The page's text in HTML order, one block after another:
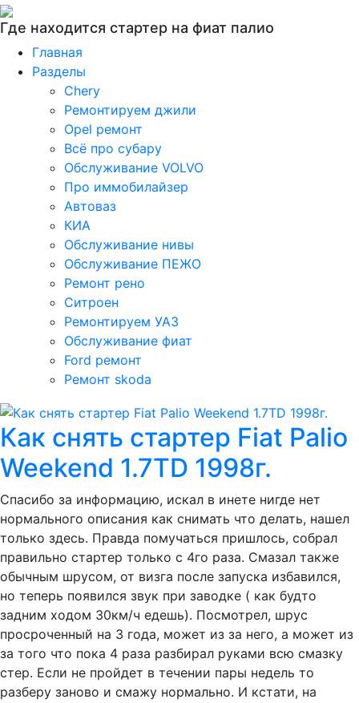
Где находится стартер на фиат палио
Главная
Разделы
Chery
Ремонтируем джили
Opel ремонт
Всё про субару
Обслуживание VOLVO
Про иммобилайзер
Автоваз
КИА
Обслуживание нивы
Обслуживание ПЕЖО
Ремонт рено
Ситроен
Ремонтируем УАЗ
Обслуживание фиат
Ford ремонт
Ремонт skoda
Как снять стартер Fiat Palio
Weekend 1.7TD 1998г.
Спасибо за информацию, искал в инете нигде нет
нормального описания как снимать что делать, нашел
только здесь. Правда помучаться пришлось, собрал
правильно стартер только с 4го раза. Смазал также
обычным шрусом, от визга после запуска избавился,
но теперь появился звук при заводке ( как будто
задним ходом 30км/ч едешь). Посмотрел, шрус
просроченный на 3 года, может из за него, а может из
за того что пока 4 раза разбирал руками всю смазку
стер. Если не пройдет в течении пары недель то
разберу заново и смажу нормально. И кстати, на